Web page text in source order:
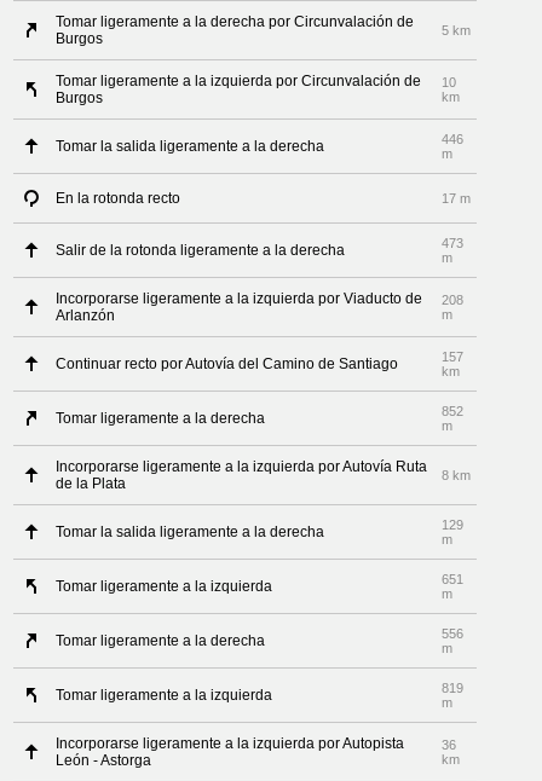
Tomar ligeramente a la derecha por Circunvalación de
Burgos
5 km
Tomar ligeramente a la izquierda por Circunvalación de
Burgos
10
km
Tomar la salida ligeramente a la derecha
446
m
En la rotonda recto 17 m
Salir de la rotonda ligeramente a la derecha
473
m
Incorporarse ligeramente a la izquierda por Viaducto de
Arlanzón
208
m
Continuar recto por Autovía del Camino de Santiago
157
km
Tomar ligeramente a la derecha
852
m
Incorporarse ligeramente a la izquierda por Autovía Ruta
de la Plata
8 km
Tomar la salida ligeramente a la derecha
129
m
Tomar ligeramente a la izquierda
651
m
Tomar ligeramente a la derecha
556
m
Tomar ligeramente a la izquierda
819
m
Incorporarse ligeramente a la izquierda por Autopista
León - Astorga
36
km